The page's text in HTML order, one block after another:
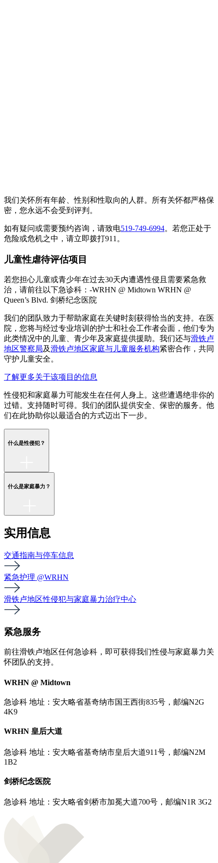
我们关怀所有年龄、性别和性取向的人群。所有关怀都严格保
密，您永远不会受到评判。
如有疑问或需要预约咨询，请致电519-749-6994。若您正处于
危险或危机之中，请立即拨打911。
儿童性虐待评估项目
若您担心儿童或青少年在过去30天内遭遇性侵且需要紧急救
治，请前往以下急诊科：-WRHN @ Midtown WRHN @
Queen’s Blvd. 剑桥纪念医院
我们的团队致力于帮助家庭在关键时刻获得恰当的支持。在医
院，您将与经过专业培训的护士和社会工作者会面，他们专为
此类情况中的儿童、青少年及家庭提供援助。我们还与滑铁卢
地区警察局及滑铁卢地区家庭与儿童服务机构紧密合作，共同
守护儿童安全。
了解更多关于该项目的信息
性侵犯和家庭暴力可能发生在任何人身上。这些遭遇绝非你的
过错。支持随时可得。我们的团队提供安全、保密的服务。他
们在此协助你以最适合的方式迈出下一步。
什么是性侵犯？
什么是家庭暴力？
实用信息
交通指南与停车信息
紧急护理 @WRHN
滑铁卢地区性侵犯与家庭暴力治疗中心
紧急服务
前往滑铁卢地区任何急诊科，即可获得我们性侵与家庭暴力关
怀团队的支持。
WRHN @ Midtown
急诊科 地址：安大略省基奇纳市国王西街835号，邮编N2G
4K9
WRHN 皇后大道
急诊科 地址：安大略省基奇纳市皇后大道911号，邮编N2M
1B2
剑桥纪念医院
急诊科 地址：安大略省剑桥市加冕大道700号，邮编N1R 3G2